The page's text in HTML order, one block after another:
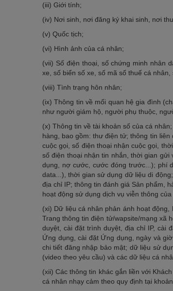
(iii) Giới tính;
(iv) Nơi sinh, nơi đăng ký khai sinh, nơi
(v) Quốc tịch;
(vi) Hình ảnh của cá nhân;
(vii) Số điện thoại, số chứng minh nhân
xe, số biển số xe, số mã số thuế cá
(viii) Tình trạng hôn nhân;
(ix) Thông tin về mối quan hệ gia đình
như người giám hộ, người phụ thuộc,
(x) Thông tin về tài khoản số của cá
hàng, bao gồm: thư điện tử; thông tin
cuộc gọi, số điện thoại nhận cuộc gọi,
số điện thoại nhận tin nhắn, thời gian
dụng, nợ cước, cước đóng trước...); phí
data...), thời gian sử dụng dữ liệu di
địa chỉ IP; thông tin đánh giá Sản phẩm,
hoạt động sử dụng dịch vụ viễn thông
(xi) Dữ liệu cá nhân phản ánh hoạt
Trang thông tin điện tử/wapsite/mạng xã
duyệt, cài đặt trình duyệt, địa chỉ IP, cài
Ứng dụng, cài đặt Ứng dụng, ngày và
chi tiết đăng nhập bảo mật; dữ liệu sử
(video theo yêu cầu) và các dữ liệu cá
(xii) Các thông tin khác gắn liền với
cá nhân nhạy cảm theo quy định tại